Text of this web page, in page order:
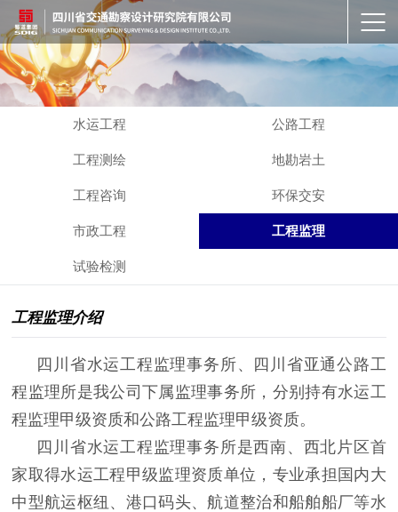
水运工程 公路工程
工程测绘 地勘岩土
工程咨询 环保交安
市政工程 工程监理
试验检测
工程监理介绍
四川省水运工程监理事务所、四川省亚通公路工
程监理所是我公司下属监理事务所，分别持有水运工
程监理甲级资质和公路工程监理甲级资质。
四川省水运工程监理事务所是西南、西北片区首
家取得水运工程甲级监理资质单位，专业承担国内大
中型航运枢纽、港口码头、航道整治和船舶船厂等水